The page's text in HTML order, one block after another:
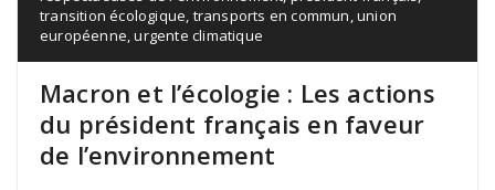
transition écologique, transports en commun,union
européenne,urgente climatique
Macron et l’écologie : Les actions
du président français en faveur
de l’environnement